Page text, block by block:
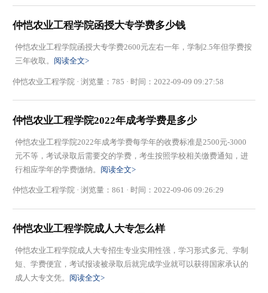
仲恺农业工程学院函授大专学费多少钱
仲恺农业工程学院函授大专学费2600元左右一年，学制2.5年但学费按
三年收取。 阅读全文>
仲恺农业工程学院 · 浏览量：785 · 时间：2022-09-09 09:27:58
仲恺农业工程学院2022年成考学费是多少
仲恺农业工程学院2022年成考学费每学年的收费标准是2500元-3000
元不等，考试录取后需要交的学费，考生按照学校相关缴费通知，进
行相应学年的学费缴纳。 阅读全文>
仲恺农业工程学院 · 浏览量：861 · 时间：2022-09-06 09:26:29
仲恺农业工程学院成人大专怎么样
仲恺农业工程学院成人大专招生专业实用性强，学习形式多元、学制
短、学费便宜，考试报读被录取后就完成学业就可以获得国家承认的
成人大专文凭。 阅读全文>